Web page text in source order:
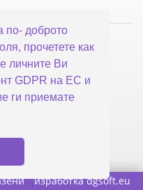
по- доброто
прочетете как
личните Ви
GDPR на ЕС и
ги приемате
изработкаdgsoft.eu